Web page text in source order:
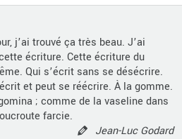
j’ai trouvé ça très beau. J’ai
écriture. Cette écriture du
Qui s’écrit sans se désécrire.
et peut se réécrire. À la gomme.
; comme de la vaseline dans
farcie.
Jean-Luc Godard